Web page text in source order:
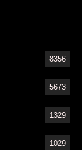
8356
5673
1329
1029